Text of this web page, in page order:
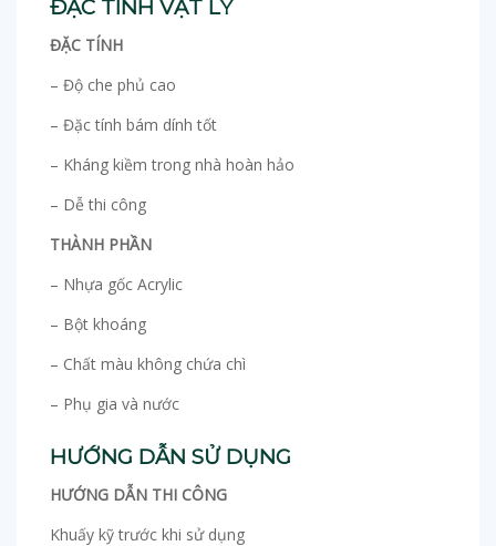
ĐẶC TÍNH VẬT LÝ
ĐẶC TÍNH
– Độ che phủ cao
– Đặc tính bám dính tốt
– Kháng kiềm trong nhà hoàn hảo
– Dễ thi công
THÀNH PHẦN
– Nhựa gốc Acrylic
– Bột khoáng
– Chất màu không chứa chì
– Phụ gia và nước
HƯỚNG DẪN SỬ DỤNG
HƯỚNG DẪN THI CÔNG
Khuấy kỹ trước khi sử dụng